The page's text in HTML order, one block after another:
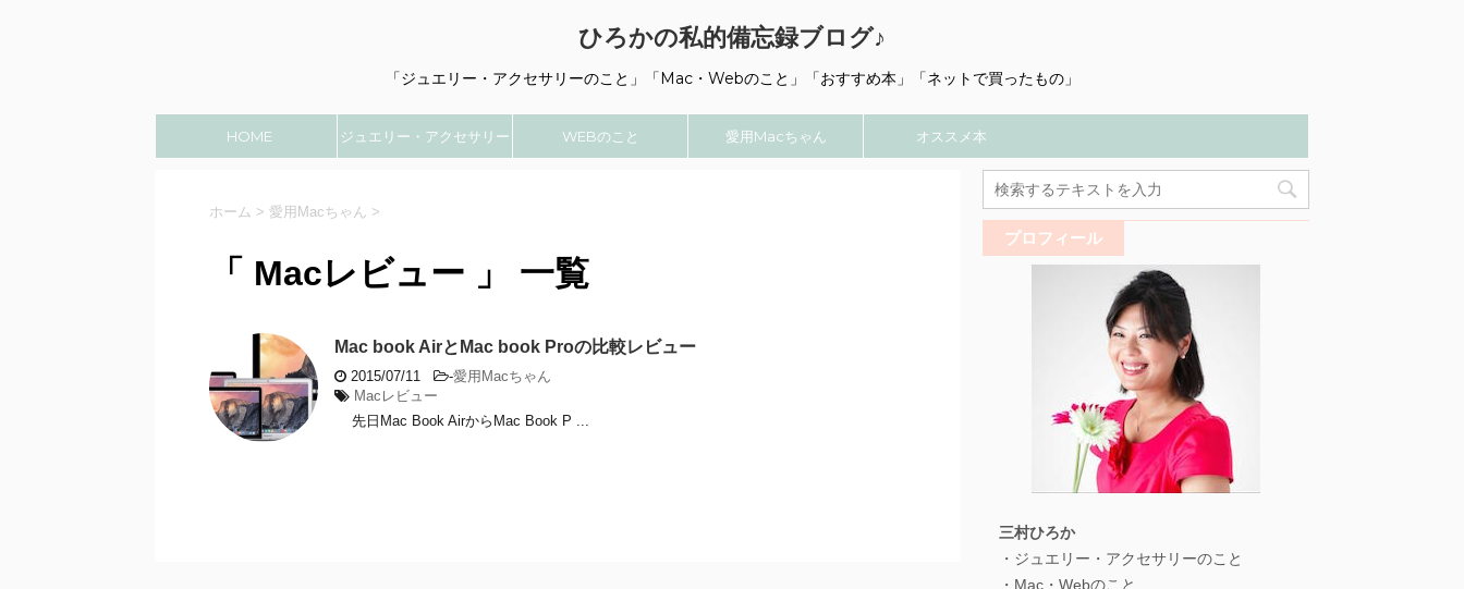
ひろかの私的備忘録ブログ♪
「ジュエリー・アクセサリーのこと」「Mac・Webのこと」「おすすめ本」「ネットで買ったもの」
HOME ジュエリー・アクセサリー WEBのこと 愛用Macちゃん オススメ本
ホーム > 愛用Macちゃん >
「 Macレビュー 」 一覧
Mac book AirとMac book Proの比較レビュー
2015/07/11 -愛用Macちゃん
Macレビュー
先日Mac Book AirからMac Book P ...
プロフィール
三村ひろか
・ジュエリー・アクセサリーのこと
・Mac・Webのこと